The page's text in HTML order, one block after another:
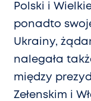
Polski i
ponadto
Ukrainy,
nalegała
między
Zełenskim i